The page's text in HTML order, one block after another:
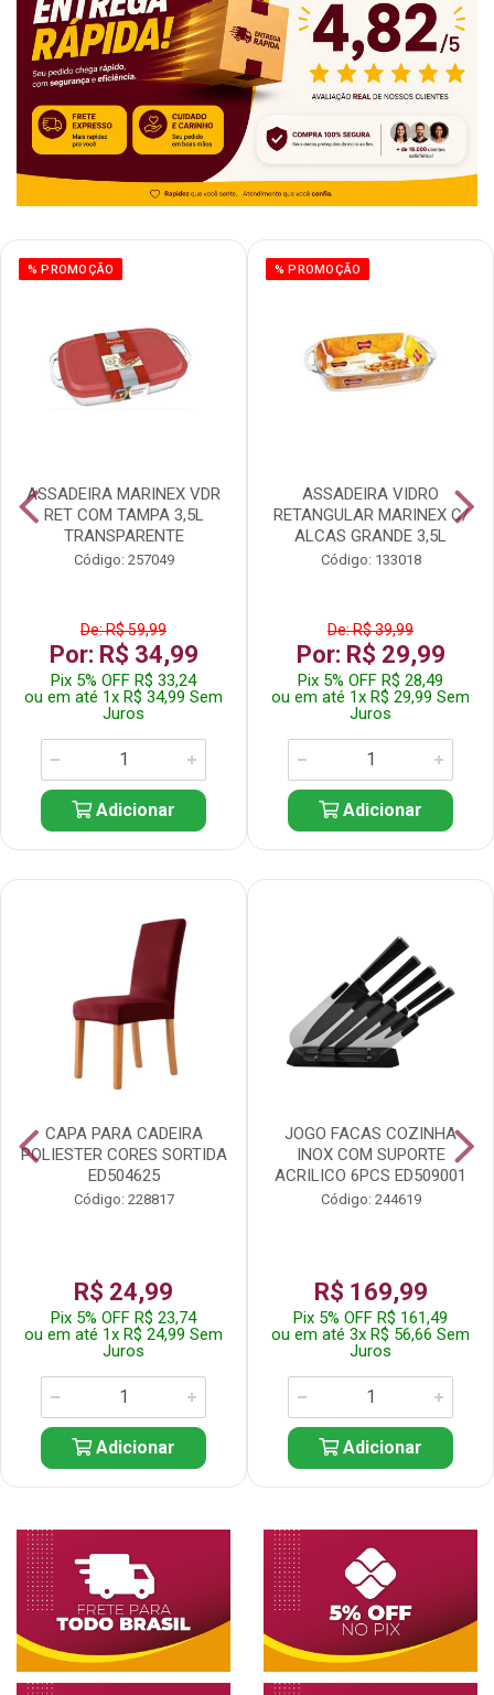
% PROMOÇÃO
ASSADEIRA MARINEX VDR
RET COM TAMPA 3,5L
TRANSPARENTE
Código: 257049
De: R$ 59,99
Por: R$ 34,99
Pix 5% OFF R$ 33,24
ou em até 1x R$ 34,99 Sem
Juros
Adicionar
% PROMOÇÃO
ASSADEIRA VIDRO
RETANGULAR MARINEX C/
ALCAS GRANDE 3,5L
Código: 133018
De: R$ 39,99
Por: R$ 29,99
Pix 5% OFF R$ 28,49
ou em até 1x R$ 29,99 Sem
Juros
Adicionar
CAPA PARA CADEIRA
POLIESTER CORES SORTIDA
ED504625
Código: 228817
R$ 24,99
Pix 5% OFF R$ 23,74
ou em até 1x R$ 24,99 Sem
Juros
Adicionar
JOGO FACAS COZINHA
INOX COM SUPORTE
ACRILICO 6PCS ED509001
Código: 244619
R$ 169,99
Pix 5% OFF R$ 161,49
ou em até 3x R$ 56,66 Sem
Juros
Adicionar